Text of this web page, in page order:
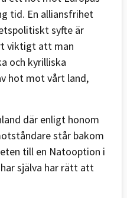
tid. En alliansfrihet
syfte är
viktigt att man
och kyrilliska
hot mot vårt land,
där enligt honom
står bakom
till en Natooption i
själva har rätt att